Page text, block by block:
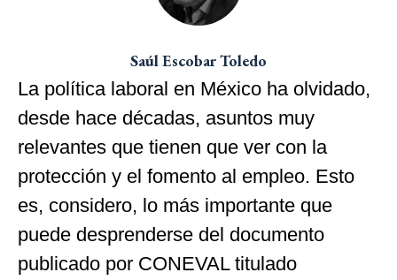
Saúl Escobar Toledo
La política laboral en México ha olvidado,
desde hace décadas, asuntos muy
relevantes que tienen que ver con la
protección y el fomento al empleo. Esto
es, considero, lo más importante que
puede desprenderse del documento
publicado por CONEVAL titulado